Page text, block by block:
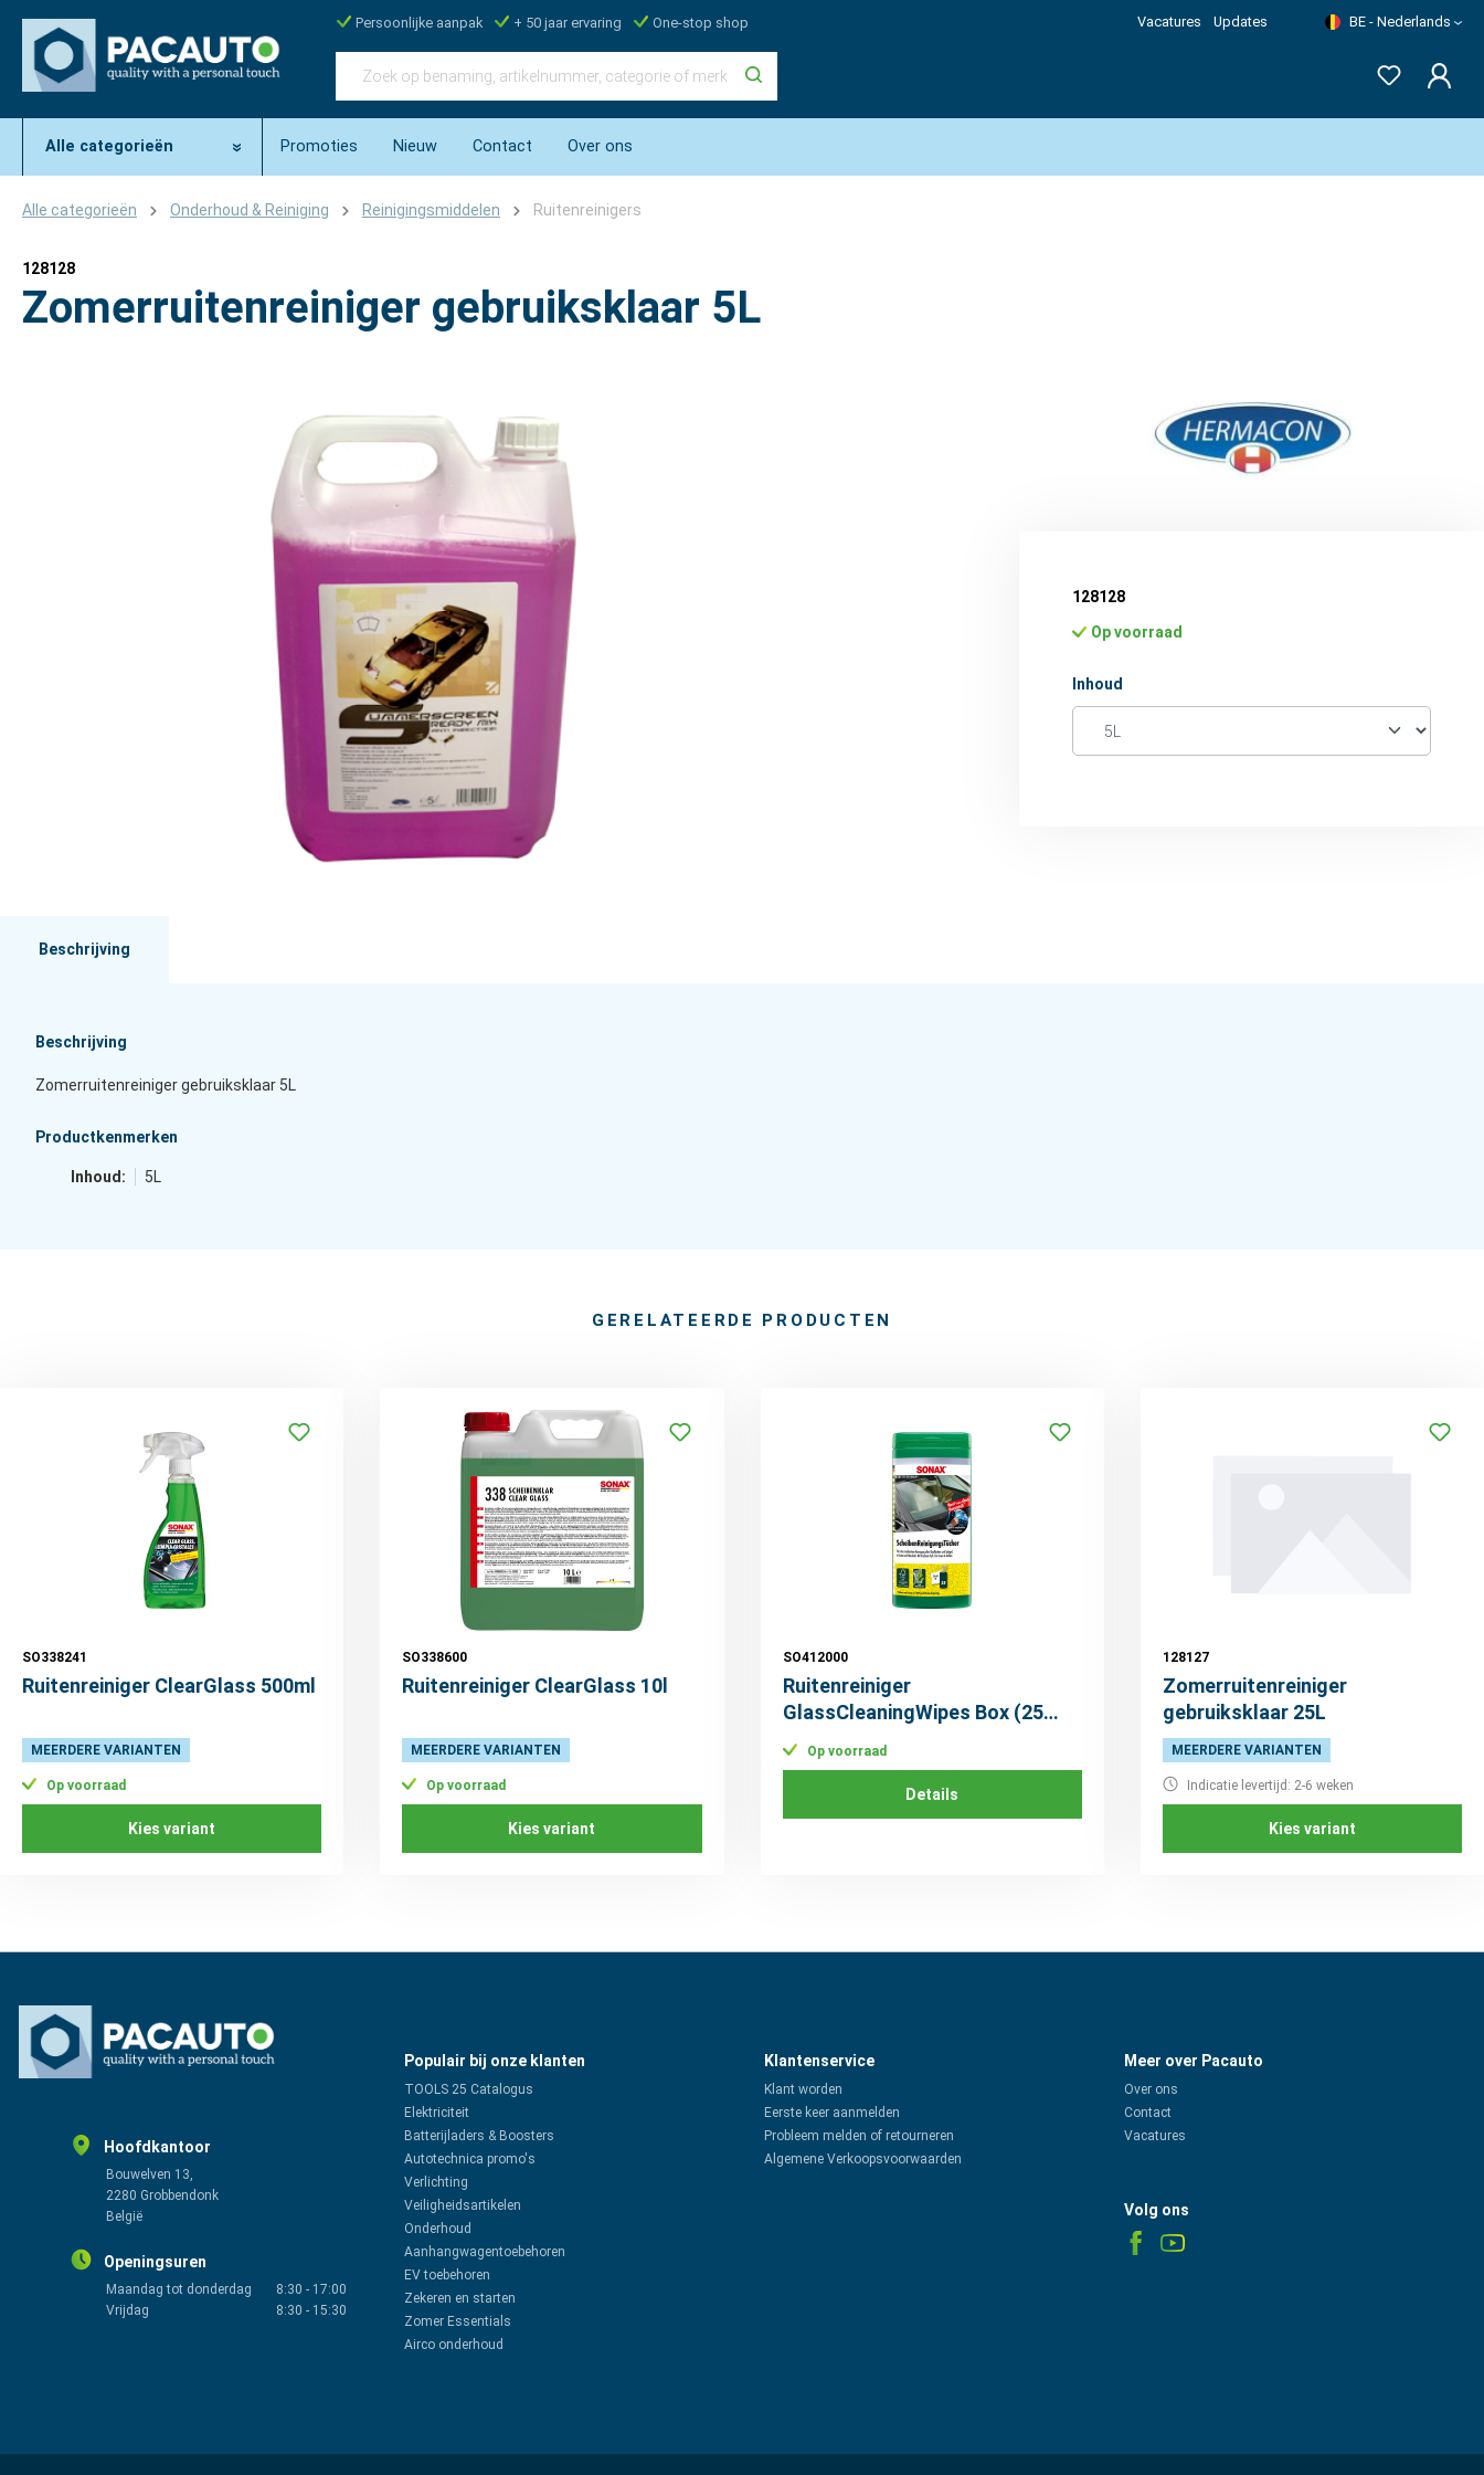
Persoonlijke aanpak + 50 jaar ervaring One-stop shop Vacatures Updates BE - Nederlands
Alle categorieën Promoties Nieuw Contact Over ons
Alle categorieën Onderhoud & Reiniging Reinigingsmiddelen Ruitenreinigers
128128
Zomerruitenreiniger gebruiksklaar 5L
128128
Op voorraad
Selecteer
Inhoud
Beschrijving
Beschrijving
Zomerruitenreiniger gebruiksklaar 5L
Productkenmerken
Inhoud: 5L
GERELATEERDE PRODUCTEN
SO338241
Ruitenreiniger ClearGlass 500ml
MEERDERE VARIANTEN
Op voorraad
Kies variant
SO338600
Ruitenreiniger ClearGlass 10l
MEERDERE VARIANTEN
Op voorraad
Kies variant
SO412000
Ruitenreiniger
GlassCleaningWipes Box (25
stuks) (DE-label)
Op voorraad
Details
128127
Zomerruitenreiniger
gebruiksklaar 25L
MEERDERE VARIANTEN
Indicatie levertijd: 2-6 weken
Kies variant
Hoofdkantoor
Bouwelven 13,
2280 Grobbendonk
België
Openingsuren
Maandag tot donderdag 8:30 - 17:00
Vrijdag
8:30 - 15:30
Populair bij onze klanten
TOOLS 25 Catalogus
Elektriciteit
Batterijladers & Boosters
Autotechnica promo's
Verlichting
Veiligheidsartikelen
Onderhoud
Aanhangwagentoebehoren
EV toebehoren
Zekeren en starten
Zomer Essentials
Airco onderhoud
Klantenservice
Klant worden
Eerste keer aanmelden
Probleem melden of retourneren
Algemene Verkoopsvoorwaarden
Meer over Pacauto
Over ons
Contact
Vacatures
Volg ons